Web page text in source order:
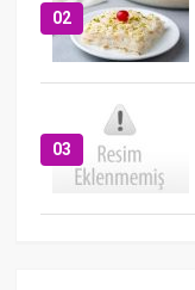
02
03